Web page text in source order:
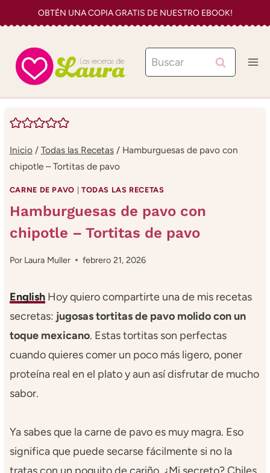
al
contenido
OBTÉN UNA COPIA GRATIS DE NUESTRO EBOOK!
Buscar:
Inicio / Todas las Recetas / Hamburguesas de pavo con
chipotle – Tortitas de pavo
CARNE DE PAVO TODAS LAS RECETAS
Hamburguesas de pavo con
chipotle – Tortitas de pavo
Por Laura Muller febrero 21, 2026
EnglishHoy quiero compartirte una de mis recetas
secretas: jugosas tortitas de pavo molido con un
toque mexicano. Estas tortitas son perfectas
cuando quieres comer un poco más ligero, poner
proteína real en el plato y aun así disfrutar de mucho
sabor.
Ya sabes que la carne de pavo es muy magra. Eso
significa que puede secarse fácilmente si no la
tratas con un poquito de cariño. ¿Mi secreto? Chiles